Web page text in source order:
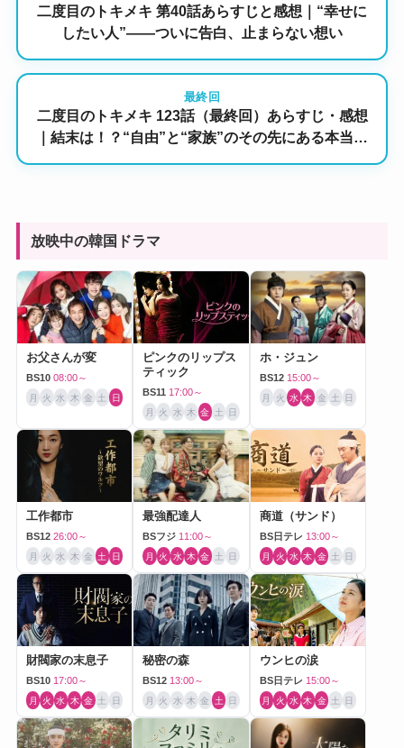
二度目のトキメキ 第40話あらすじと感想｜“幸せに
したい人”――ついに告白、止まらない想い
最終回
二度目のトキメキ 123話（最終回）あらすじ・感想
｜結末は！？“自由”と“家族”のその先にある本当の
放映中の韓国ドラマ
お父さんが変
BS10 08:00～
月 火 水 木 金 土 日
ピンクのリップス
ティック
BS11 17:00～
月 火 水 木 金 土 日
ホ・ジュン
BS12 15:00～
月 火 水 木 金 土 日
工作都市
BS12 26:00～
月 火 水 木 金 土 日
最強配達人
BSフジ 11:00～
月 火 水 木 金 土 日
商道（サンド）
BS日テレ 13:00～
月 火 水 木 金 土 日
財閥家の末息子
BS10 17:00～
月 火 水 木 金 土 日
秘密の森
BS12 13:00～
月 火 水 木 金 土 日
ウンヒの涙
BS日テレ 15:00～
月 火 水 木 金 土 日